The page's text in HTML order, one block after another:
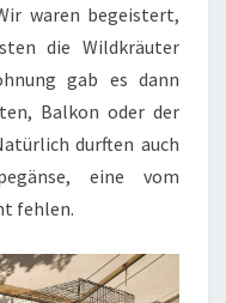
waren begeistert,
die Wildkräuter
gab es dann
Balkon oder der
durften auch
eine vom
fehlen.